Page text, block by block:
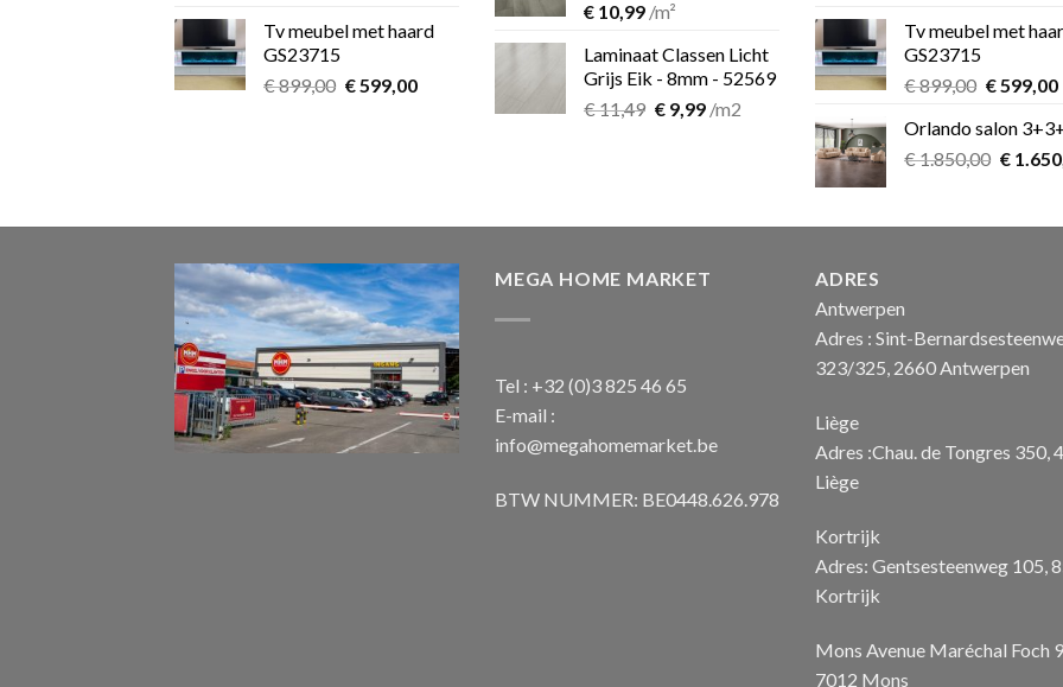
was:
€ 39,00.
is:
Tv meubel met haard
GS23715
€899,00 Oorspronkelijke
€599,00Huidige
€ 10,99 /m²
Laminaat Classen Licht
Grijs Eik - 8mm - 52569
€11,49 Oorspronkelijke
€9,99Huidige
/m2
was:
€ 39,00.
is:
Tv meubel met
GS23715
€899,00
was:
€ 899,00.
€599,00
Orlando salon
€1.850,00
€
€
MEGA HOME MARKET
Tel : +32 (0)3 825 46 65
E-mail :
info@megahomemarket.be
BTW NUMMER: BE0448.626.978
ADRES
Antwerpen
Adres : Sint-
323/325, 2660 Antwerpen
Liège
Adres :Chau. de Tongres 350,
Liège
Kortrijk
Adres: Gentsesteenweg 105,
Kortrijk
Mons Avenue Maréchal Foch
7012 Mons